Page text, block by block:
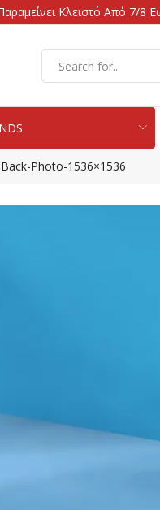
Κλειστό Από 7/8
Photo-1536×1536